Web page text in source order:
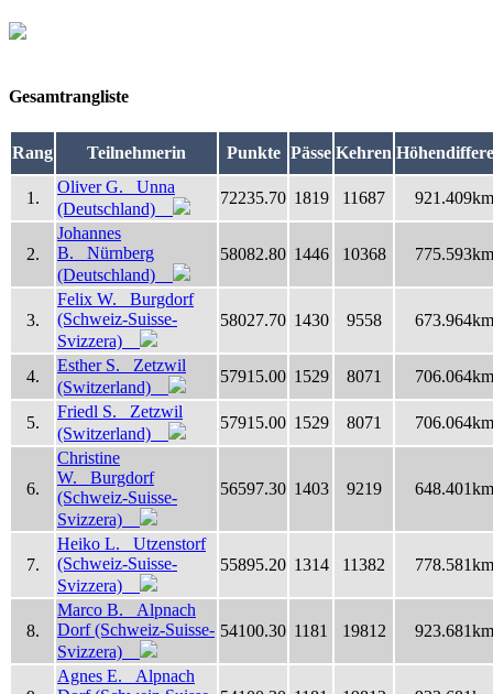
Gesamtrangliste
Rang Teilnehmerin Punkte Pässe Kehren
1.
Oliver G. Unna
(Deutschland)
72235.70 1819 11687 921.409km
2.
Johannes
B. Nürnberg
(Deutschland)
58082.80 1446 10368 775.593km
3.
Felix W. Burgdorf
(Schweiz-Suisse-
Svizzera)
58027.70 1430 9558 673.964km
4.
Esther S. Zetzwil
(Switzerland)
57915.00 1529 8071 706.064km
5.
Friedl S. Zetzwil
(Switzerland)
57915.00 1529 8071 706.064km
6.
Christine
W. Burgdorf
(Schweiz-Suisse-
Svizzera)
56597.30 1403 9219 648.401km
7.
Heiko L. Utzenstorf
(Schweiz-Suisse-
Svizzera)
55895.20 1314 11382 778.581km
8.
Marco B. Alpnach
Dorf (Schweiz-Suisse-
Svizzera)
54100.30 1181 19812 923.681km
Agnes E. Alpnach